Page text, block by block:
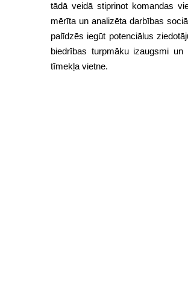
tādā veidā stiprinot komandas
mērīta un analizēta darbības
palīdzēs iegūt potenciālus
biedrības turpmāku izaugsmi
tīmekļa vietne.